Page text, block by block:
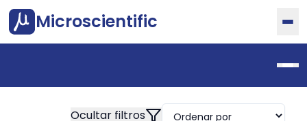
Microscientific